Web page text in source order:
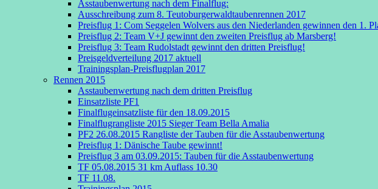
Asstaubenwertung nach dem Finalflug:
Ausschreibung zum 8. Teutoburgerwaldtaubenrennen 2017
Preisflug 1: Com Seggelen Wolvers aus den Niederlanden gewinnen den 1.
Preisflug 2: Team V+J gewinnt den zweiten Preisflug ab Marsberg!
Preisflug 3: Team Rudolstadt gewinnt den dritten Preisflug!
Preisgeldverteilung 2017 aktuell
Trainingsplan-Preisflugplan 2017
Rennen 2015
Asstaubenwertung nach dem dritten Preisflug
Einsatzliste PF1
Finalflugeinsatzliste für den 18.09.2015
Finalflugrangliste 2015 Sieger Team Bella Amalia
PF2 26.08.2015 Rangliste der Tauben für die Asstaubenwertung
Preisflug 1: Dänische Taube gewinnt!
Preisflug 3 am 03.09.2015: Tauben für die Asstaubenwertung
TF 05.08.2015 31 km Auflass 10.30
TF 11.08.